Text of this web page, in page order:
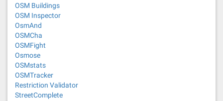
OSM Buildings
OSM Inspector
OsmAnd
OSMCha
OSMFight
Osmose
OSMstats
OSMTracker
Restriction Validator
StreetComplete